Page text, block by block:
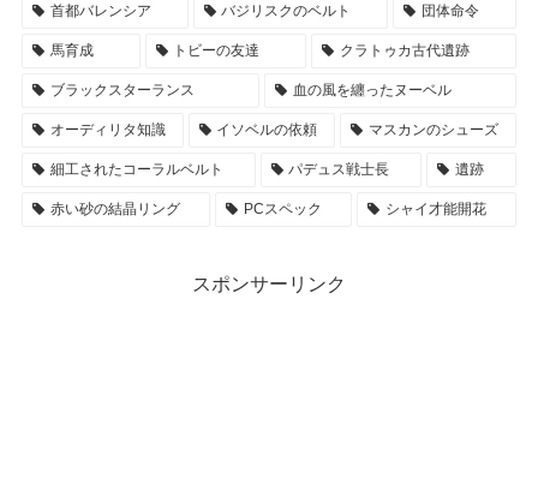
首都バレンシア バジリスクのベルト 団体命令
馬育成 トビーの友達 クラトゥカ古代遺跡
ブラックスターランス 血の風を纏ったヌーベル
オーディリタ知識 イソベルの依頼 マスカンのシューズ
細工されたコーラルベルト パデュス戦士長 遺跡
赤い砂の結晶リング PCスペック シャイ才能開花
スポンサーリンク